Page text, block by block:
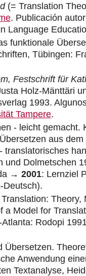
(= Translation
. Publicación
Language
funktionale
Tübingen:
Festschrift für
Holz-Mänttäri
1993.
Tampere.
- leicht gemacht.
aus
translatorisches
und Dolmetschen
→ 2001: Lernziel
Deutsch).
Theory,
a Model for
Rodopi
Übersetzen.
Anwendung
Textanalyse,